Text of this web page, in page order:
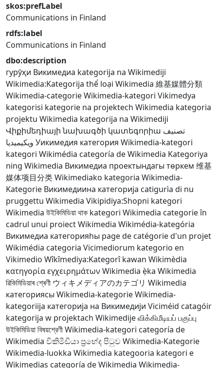
skos:prefLabel
Communications in Finland
rdfs:label
Communications in Finland
dbo:description
гурӯҳи Викимедиа kategorija na Wikimediji
Wikimedia:Kategorija thể loại Wikimedia 維基媒體分類
Wikimedia-categorieWikimedia-kategori Vikimedya
kategorisi kategorie na projektech Wikimedia kategoria
projektu Wikimedia kategorija na Wikimediji
Վիքիմեդիայի նախագծի կատեգորիա تصنيف
ويكيميديا Уикимедия категория Wikimedia-kategori
kategori Wikimédia categoría de Wikimedia Kategoriya
ning Wikimedia Викимедиа проектындагы төркем 维基
媒体项目分类Wikimediako kategoria Wikimedia-
Kategorie Викимедиина категорија catigurìa di nu
pruggettu Wikimedia Vikipidiya:Shopni kategori
Wikimedia উইকিমিডিয়া থাক kategori Wikimedia categorie în
cadrul unui proiect Wikimedia Wikimédia-kategória
Викимедиа категорияһы page de catégorie d'un projet
Wikimédia categoria Vicimediorum kategorio en
Vikimedio Wîkîmediya:Kategorî kawan Wikimèdia
κατηγορία εγχειρημάτων Wikimedia ẹ̀ka Wikimedia
ৱিকিমিডিয়াৰ শ্ৰেণী ウィキメディアのカテゴリ Wikimedia
категориясы Wikimedia-kategorieWikimedia-
kategoriija категорија на Викимедији Viciméid catagóir
kategorija w projektach Wikimedijeவிக்கிமீடியப் பகுப்பு
উইকিমিডিয়া বিষয়শ্রেণীWikimedia-kategori categoría de
Wikimedia විකිමීඩියා ප්‍රභේද පිටුව Wikimedia-Kategorie
Wikimedia-luokka Wikimedia kategooria kategori e
Wikimedias categoría de Wikimedia Wikimedia-